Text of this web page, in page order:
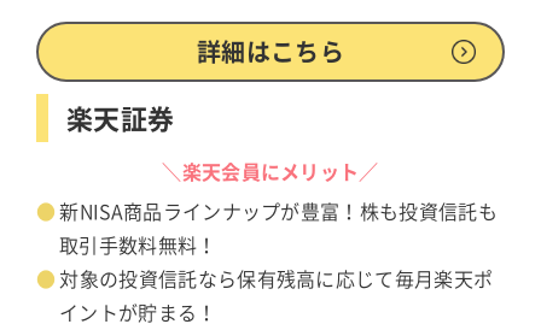
詳細はこちら
楽天証券
＼楽天会員にメリット／
新NISA商品ラインナップが豊富！株も投資信託も
取引手数料無料！
対象の投資信託なら保有残高に応じて毎月楽天ポ
イントが貯まる！